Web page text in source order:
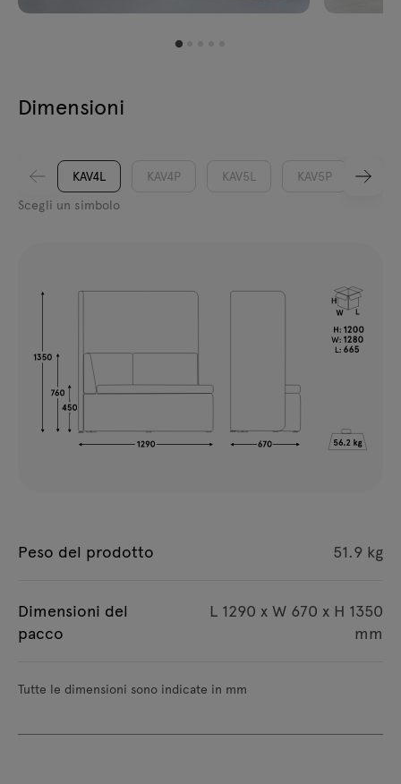
Dimensioni
KAV4L KAV4P KAV5L
KAV5P
Scegli un simbolo
Peso del prodotto 51.9 kg
Dimensioni del
pacco
L 1290 x W 670 x H 1350
mm
Tutte le dimensioni sono indicate in mm